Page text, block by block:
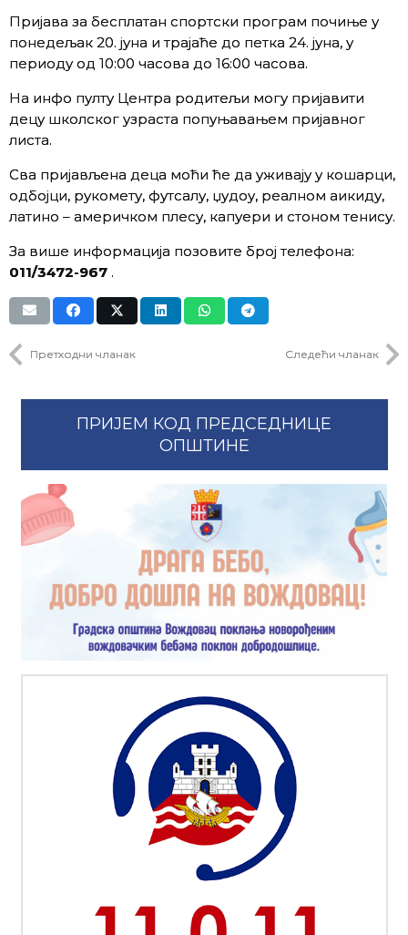
Пријава за бесплатан спортски програм почиње у
понедељак 20. јуна и трајаће до петка 24. јуна, у
периоду од 10:00 часова до 16:00 часова.
На инфо пулту Центра родитељи могу пријавити
децу школског узраста попуњавањем пријавног
листа.
Сва пријављена деца моћи ће да уживају у кошарци,
одбојци, рукомету, футсалу, џудоу, реалном аикиду,
латино – америчком плесу, капуери и стоном тенису.
За више информација позовите број телефона:
011/3472-967 .
Претходни чланак Следећи чланак
ПРИЈЕМ КОД ПРЕДСЕДНИЦЕ
ОПШТИНЕ